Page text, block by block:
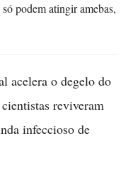
podem atingir amebas,
acelera o degelo do
reviveram
infeccioso de